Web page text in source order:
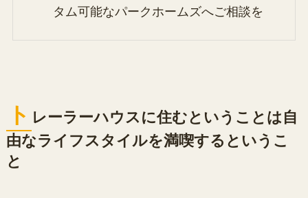
タム可能なパークホームズへご相談を
ト レーラーハウスに住むということは自
由なライフスタイルを満喫するというこ
と